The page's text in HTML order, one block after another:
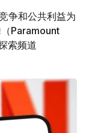
争和公共利益为
Paramount
索频道